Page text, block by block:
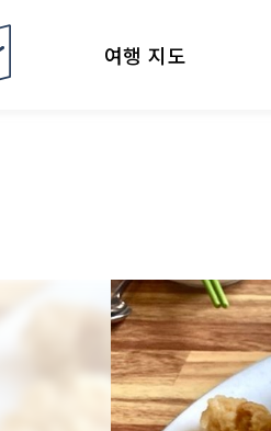
여행 지도